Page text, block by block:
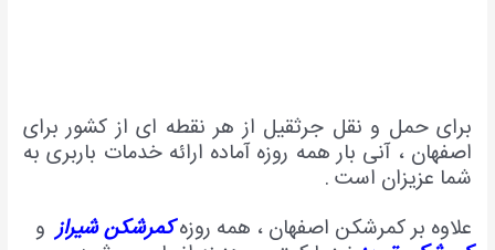
برای حمل و نقل جرثقیل از هر نقطه ای از کشور برای
اصفهان ، آنی بار همه روزه آماده ارائه خدمات باربری به
شما عزیزان است .
علاوه بر کمرشکن اصفهان ، همه روزهکمرشکن شیرازو